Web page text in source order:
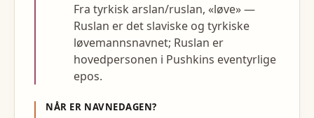
Fra tyrkisk arslan/ruslan, «løve» —
Ruslan er det slaviske og tyrkiske
løvemannsnavnet; Ruslan er
hovedpersonen i Pushkins eventyrlige
epos.
NÅR ER NAVNEDAGEN?